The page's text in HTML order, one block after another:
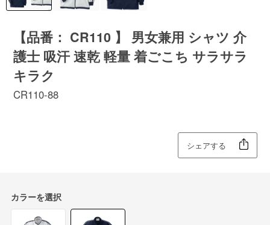
【品番： CR110 】 男女兼用 シャツ 介
護士 吸汗 速乾 軽量 着ごこち サラサラ
キラク
CR110-88
シェアする
カラーを選択